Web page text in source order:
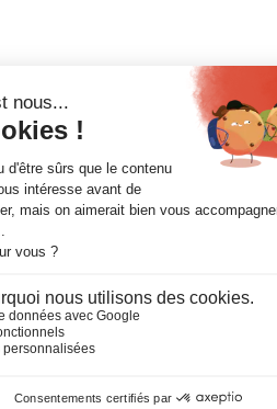
NOUS
21 Chemin de la Pyramide, CS
Mail :esm@cm-toulouse.fr